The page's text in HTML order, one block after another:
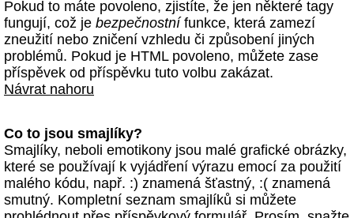
Pokud to máte povoleno, zjistíte, že jen některé tagy
fungují, což je bezpečnostnífunkce, která zamezí
zneužití nebo zničení vzhledu či způsobení jiných
problémů. Pokud je HTML povoleno, můžete zase
příspěvek od příspěvku tuto volbu zakázat.
Návrat nahoru
Co to jsou smajlíky?
Smajlíky, neboli emotikony jsou malé grafické obrázky,
které se používají k vyjádření výrazu emocí za použití
malého kódu, např. :) znamená šťastný, :( znamená
smutný. Kompletní seznam smajlíků si můžete